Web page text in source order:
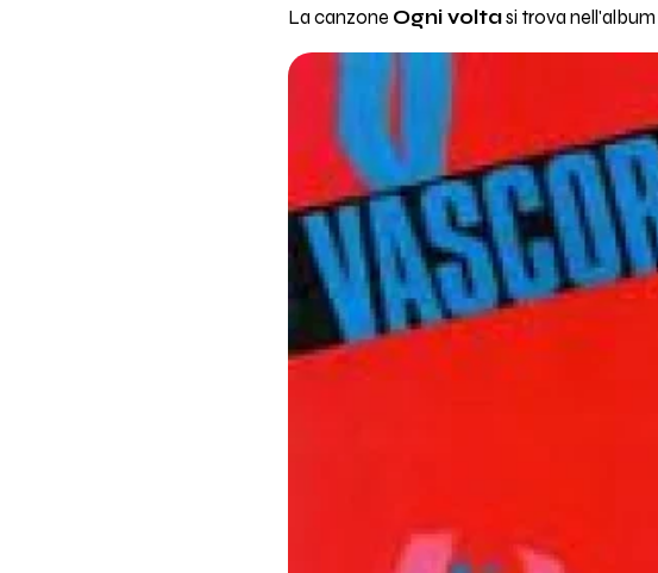
La canzone Ogni voltasi trova nell'album